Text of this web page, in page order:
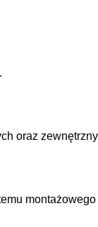
oraz
montażowego